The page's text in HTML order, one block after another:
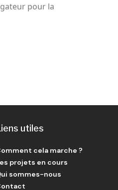
pour la
utiles
cela marche ?
projets en cours
sommes-nous